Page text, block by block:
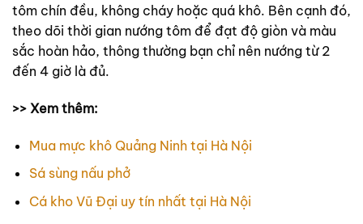
tôm chín đều, không cháy hoặc quá khô. Bên cạnh đó,
theo dõi thời gian nướng tôm để đạt độ giòn và màu
sắc hoàn hảo, thông thường bạn chỉ nên nướng từ 2
đến 4 giờ là đủ.
>> Xem thêm:
Mua mực khô Quảng Ninh tại Hà Nội
Sá sùng nấu phở
Cá kho Vũ Đại uy tín nhất tại Hà Nội